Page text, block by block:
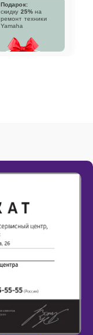
Подарок:
скидку 25% на
ремонт техники
Yamaha